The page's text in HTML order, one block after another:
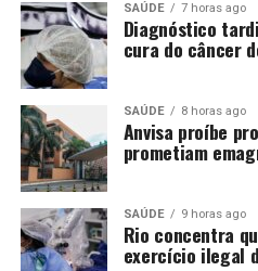
SAÚDE 7 horas ago
Diagnóstico
cura do câncer
SAÚDE 8 horas ago
Anvisa proíbe
prometiam
SAÚDE 9 horas ago
Rio concentra
exercício ilegal